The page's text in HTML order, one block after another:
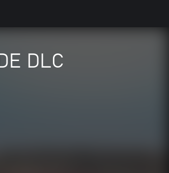
DLC